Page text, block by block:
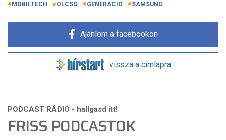
MOBILTECH OLCSÓ GENERÁCIÓ SAMSUNG
Ajánlom a facebookon
vissza a címlapra
FRISS PODCASTOK